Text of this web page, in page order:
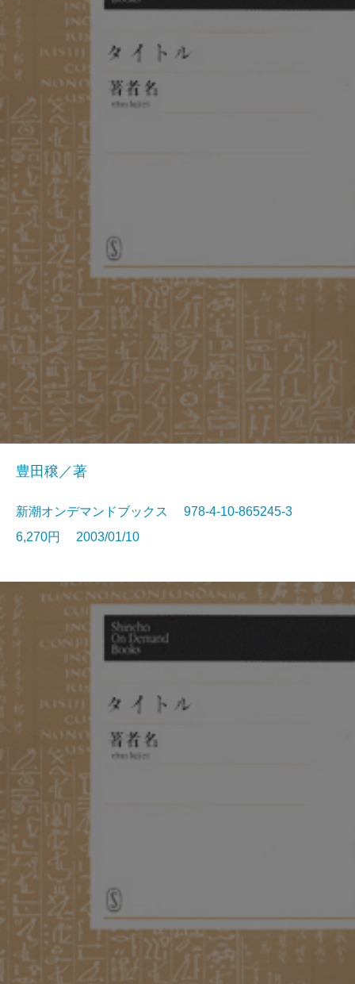
豊田穣／著
新潮オンデマンドブックス 978-4-10-865245-3
6,270円 2003/01/10